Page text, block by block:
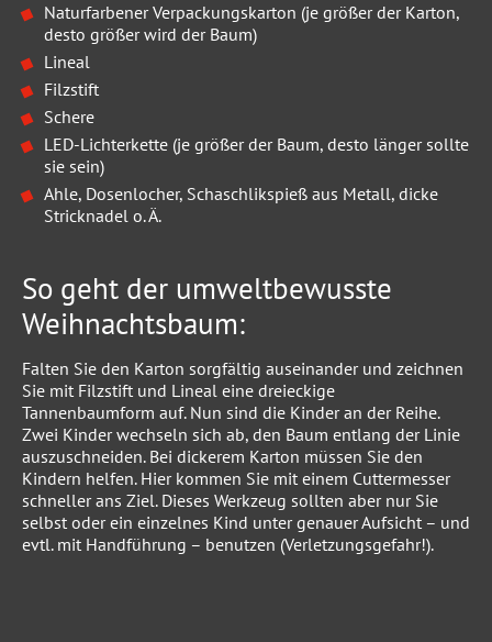
Naturfarbener Verpackungskarton (je größer der Karton,
desto größer wird der Baum)
Lineal
Filzstift
Schere
LED-Lichterkette (je größer der Baum, desto länger sollte
sie sein)
Ahle, Dosenlocher, Schaschlikspieß aus Metall, dicke
Stricknadel o. Ä.
So geht der umweltbewusste
Weihnachtsbaum:
Falten Sie den Karton sorgfältig auseinander und zeichnen
Sie mit Filzstift und Lineal eine dreieckige
Tannenbaumform auf. Nun sind die Kinder an der Reihe.
Zwei Kinder wechseln sich ab, den Baum entlang der Linie
auszuschneiden. Bei dickerem Karton müssen Sie den
Kindern helfen. Hier kommen Sie mit einem Cuttermesser
schneller ans Ziel. Dieses Werkzeug sollten aber nur Sie
selbst oder ein einzelnes Kind unter genauer Aufsicht – und
evtl. mit Handführung – benutzen (Verletzungsgefahr!).